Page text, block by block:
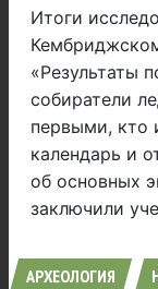
Итоги
«Результаты
собиратели
первыми, кто
календарь и
об основных
заключили
АРХЕОЛОГИЯ